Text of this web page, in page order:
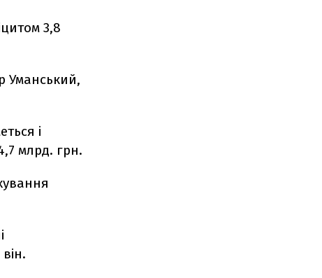
3,8
Уманський,
і
млрд. грн.